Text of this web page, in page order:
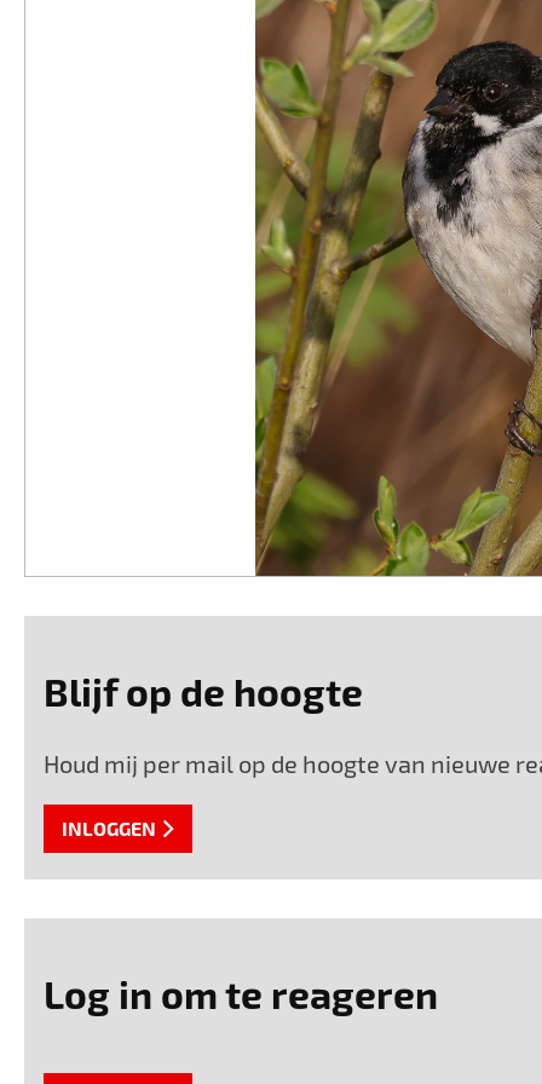
Blijf op de hoogte
Houd mij per mail op de hoogte van nieuwe
INLOGGEN
Log in om te reageren